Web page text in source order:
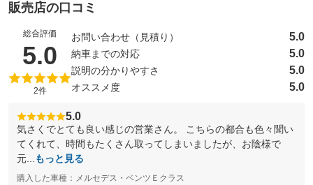
販売店の口コミ
総合評価
5.0 （5点満点中）
2件
お問い合わせ（見積り） 5.0
納車までの対応 5.0
説明の分かりやすさ 5.0
オススメ度 5.0
5.0
気さくでとても良い感じの営業さん。 こちらの都合も色々聞い
てくれて、時間もたくさん取ってしまいましたが、お陰様で
元...
もっと見る
購入した車種：メルセデス・ベンツＥクラス